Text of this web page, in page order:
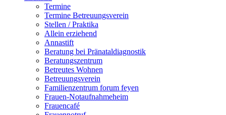
Termine
Termine Betreuungsverein
Stellen / Praktika
Allein erziehend
Annastift
Beratung bei Pränataldiagnostik
Beratungszentrum
Betreutes Wohnen
Betreuungsverein
Familienzentrum forum feyen
Frauen-Notaufnahmeheim
Frauencafé